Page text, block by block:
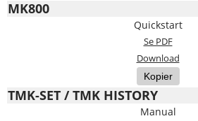
MK800
Quickstart
Se PDF
Download
Kopier
TMK-SET / TMK HISTORY
Manual